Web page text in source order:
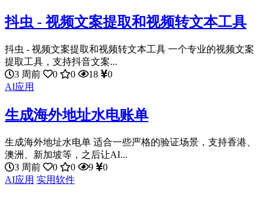
抖虫 - 视频文案提取和视频转文本工具
抖虫 - 视频文案提取和视频转文本工具 一个专业的视频文案
提取工具，支持抖音文案...
3 周前
0 0 18
0
AI应用
生成海外地址水电账单
生成海外地址水电单 适合一些严格的验证场景，支持香港、
澳洲、新加坡等，之后让AI...
3 周前
0 0 9
0
AI应用 实用软件